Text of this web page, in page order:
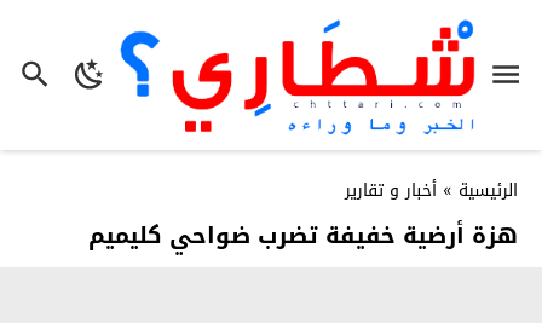
الرئيسية » أخبار و تقارير
هزة أرضية خفيفة تضرب ضواحي كليميم